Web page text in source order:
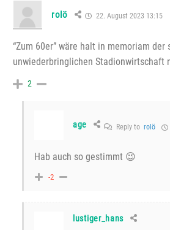
rolö 22. August 2023 13:15
“Zum 60er” wäre halt in memoriam der
unwiederbringlichen Stadionwirtschaft
2
age Reply torolö
Hab auch so gestimmt 😉
-2
lustiger_hans